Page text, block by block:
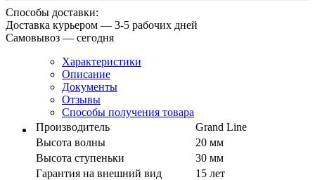
Способы доставки:
Доставка курьером — 3-5 рабочих дней
Самовывоз — сегодня
Характеристики
Описание
Документы
Отзывы
Способы получения товара
Производитель
Grand Line
Высота волны
20 мм
Высота ступеньки
30 мм
Гарантия на внешний вид
15 лет